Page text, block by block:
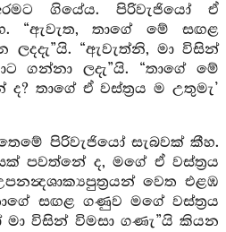
ගියේය. පිරිවැජියෝ ඒ
“ඇවැත, තාගේ මේ සඟළ
“ඇවැත්නි, මා විසින්
ගන්නා ලදැ”යි. “තාගේ මේ
තාගේ ඒ වස්ත්‍රය ම උතුමැ’
පිරිවැජියෝ සැබවක් කීහ.
පවත්නේ ද, මගේ ඒ වස්ත්‍රය
වෙත එළඹ
සඟළ ගණුව මගේ වස්ත්‍රය
මා විසින් විමසා ගණැ”යි කියන